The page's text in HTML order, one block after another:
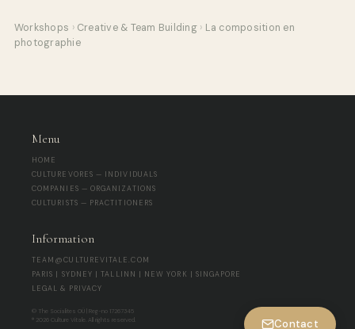
Workshops › Creative & Team Building › La composition en
photographie
Menu
HOME
CULTUREVORES — INDIVIDUALS
COMPANIES — ORGANIZATIONS
CULTURISTS — PRACTITIONERS
Information
TEAM@CULTUREVITALE.COM
PARIS | SYDNEY | TALLINN | NEW YORK | SINGAPORE
LEGAL & PRIVACY
© The Socialites OÜ | Reg-no 17267345
® 2026 Culture Vitale. All rights reserved.
Contact